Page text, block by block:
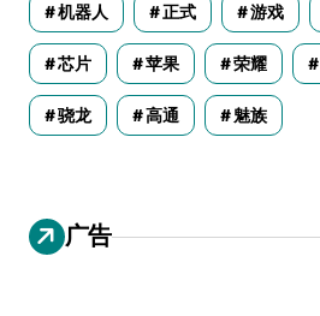
机器人 正式 游戏
芯片 苹果 荣耀
骁龙 高通 魅族
广告